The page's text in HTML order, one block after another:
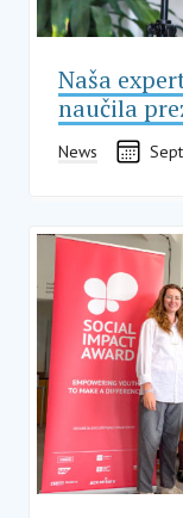
Naša
naučila
News